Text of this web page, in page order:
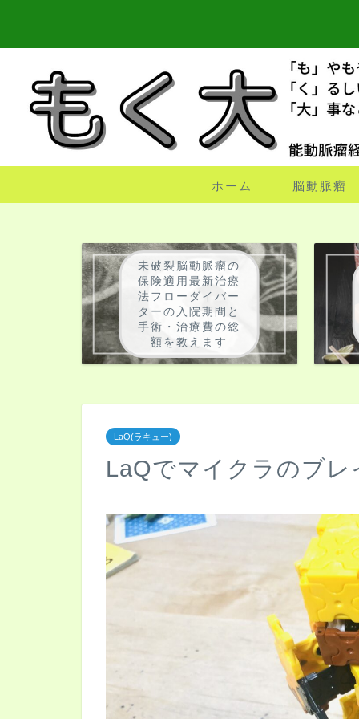
ホーム 脳動脈瘤
未破裂脳動脈瘤の
保険適用最新治療
法フローダイバー
ターの入院期間と
手術・治療費の総
額を教えます
LaQ(ラキュー)
LaQでマイクラのブ